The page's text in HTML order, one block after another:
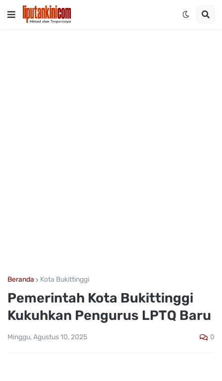
Beranda Kota Bukittinggi
Pemerintah Kota Bukittinggi
Kukuhkan Pengurus LPTQ Baru
Minggu, Agustus 10, 2025 0